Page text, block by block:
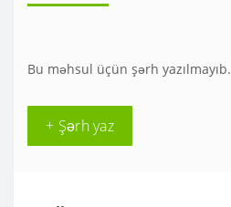
Bu məhsul üçün şərh yazılmayıb.
+ Şərh yaz